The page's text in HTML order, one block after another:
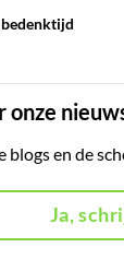
bedenktijd
onze
en de
Ja,